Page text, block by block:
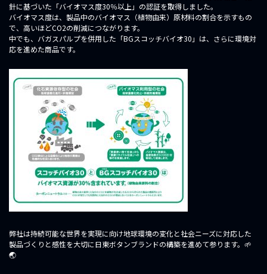
針に基づいた「バイオマス度30％以上」の認証を取得しました。
バイオマス度は、製品中のバイオマス（植物由来）原材料の割合を示すもの
で、高いほどCO2の削減につながります。
中でも、バガスパルプを併用した「BGスコッチバイオ30」は、さらに環境対
応を進めた商品です。
弊社は持続可能な世界を実現に向け地球環境の変化と社会ニーズに対応した
製品づくりと感性を大切に日東ボタンブランドの構築を進めて参ります。🌱
🌏